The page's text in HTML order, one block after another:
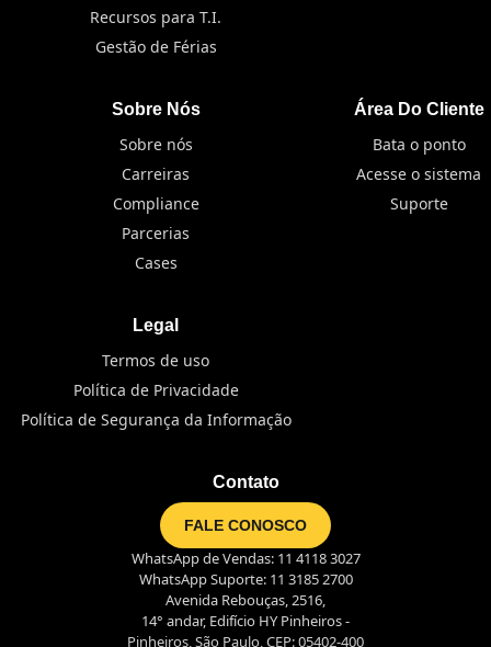
Recursos para T.I.
Gestão de Férias
Sobre Nós
Sobre nós
Carreiras
Compliance
Parcerias
Cases
Área Do Cliente
Bata o ponto
Acesse o sistema
Suporte
Legal
Termos de uso
Política de Privacidade
Política de Segurança da Informação
Contato
FALE CONOSCO
WhatsApp de Vendas: 11 4118 3027
WhatsApp Suporte: 11 3185 2700
Avenida Rebouças, 2516,
14° andar, Edifício HY Pinheiros -
Pinheiros, São Paulo, CEP: 05402-400